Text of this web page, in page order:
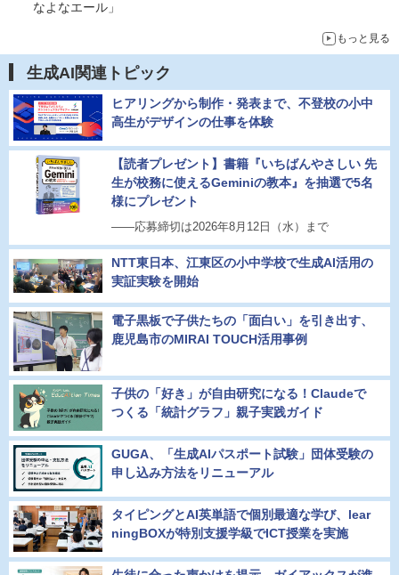
なよなエール」
もっと見る
生成AI関連トピック
ヒアリングから制作・発表まで、不登校の小中
高生がデザインの仕事を体験
【読者プレゼント】書籍『いちばんやさしい 先
生が校務に使えるGeminiの教本』を抽選で5名
様にプレゼント
――応募締切は2026年8月12日（水）まで
NTT東日本、江東区の小中学校で生成AI活用の
実証実験を開始
電子黒板で子供たちの「面白い」を引き出す、
鹿児島市のMIRAI TOUCH活用事例
子供の「好き」が自由研究になる！Claudeで
つくる「統計グラフ」親子実践ガイド
GUGA、「生成AIパスポート試験」団体受験の
申し込み方法をリニューアル
タイピングとAI英単語で個別最適な学び、lear
ningBOXが特別支援学級でICT授業を実施